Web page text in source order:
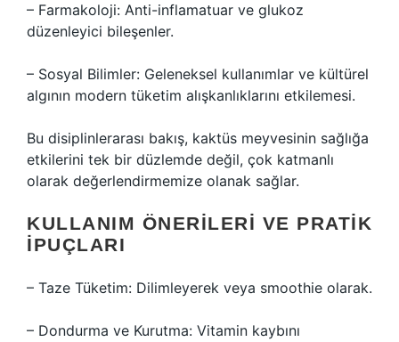
– Farmakoloji: Anti-inflamatuar ve glukoz
düzenleyici bileşenler.
– Sosyal Bilimler: Geleneksel kullanımlar ve kültürel
algının modern tüketim alışkanlıklarını etkilemesi.
Bu disiplinlerarası bakış, kaktüs meyvesinin sağlığa
etkilerini tek bir düzlemde değil, çok katmanlı
olarak değerlendirmemize olanak sağlar.
KULLANIM ÖNERILERI VE PRATIK
İPUÇLARI
– Taze Tüketim: Dilimleyerek veya smoothie olarak.
– Dondurma ve Kurutma: Vitamin kaybını